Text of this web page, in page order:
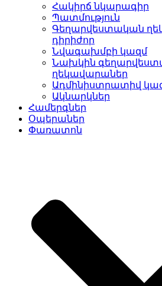
Հակիրճ նկարագիր
Պատմություն
Գեղարվեստական
դիրիժոր
Նվագախմբի կազմ
Նախկին
ղեկավարաներ
Ադմինիստրատիվ
Ակնարկներ
Համերգներ
Օպերաներ
Փառատոն